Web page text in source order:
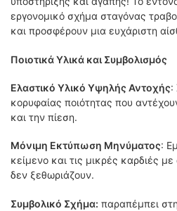
εργονομικό σχήμα σταγόνας
και προσφέρουν μια ευχάριστη
Ποιοτικά Υλικά και Συμβολισμός
Ελαστικό Υλικό Υψηλής Αντοχής:
κορυφαίας ποιότητας που
και την πίεση.
Μόνιμη Εκτύπωση Μηνύματος:
κείμενο και τις μικρές καρδιές
δεν ξεθωριάζουν.
Συμβολικό Σχήμα: παραπέμπει